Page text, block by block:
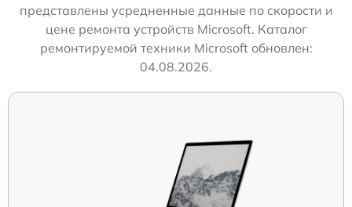
представлены усредненные данные по скорости и
цене ремонта устройств Microsoft. Каталог
ремонтируемой техники Microsoft обновлен:
04.08.2026.